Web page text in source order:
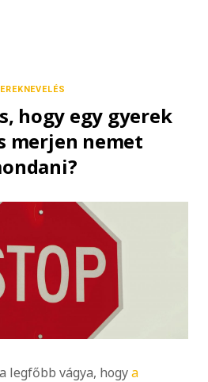
hogy egy gyerek
merjen nemet
legfőbb vágya, hogya